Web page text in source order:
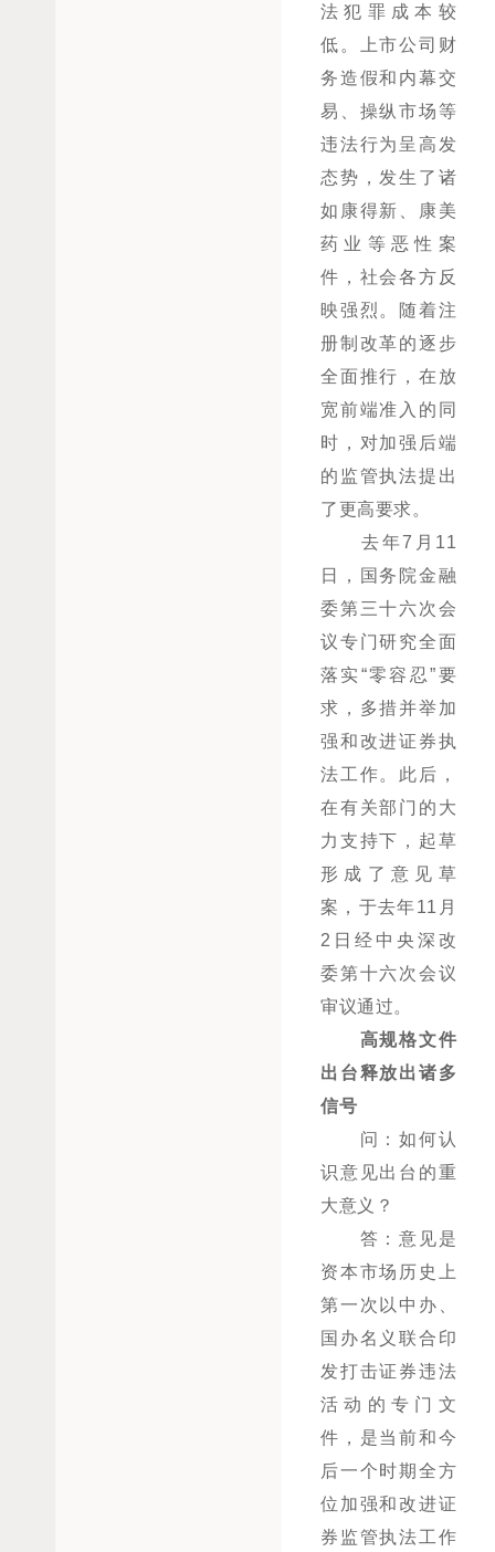
法犯罪成本较
低。上市公司财
务造假和内幕交
易、操纵市场等
违法行为呈高发
态势，发生了诸
如康得新、康美
药业等恶性案
件，社会各方反
映强烈。随着注
册制改革的逐步
全面推行，在放
宽前端准入的同
时，对加强后端
的监管执法提出
了更高要求。
去年7月11
日，国务院金融
委第三十六次会
议专门研究全面
落实“零容忍”要
求，多措并举加
强和改进证券执
法工作。此后，
在有关部门的大
力支持下，起草
形成了意见草
案，于去年11月
2日经中央深改
委第十六次会议
审议通过。
高规格文件
出台释放出诸多
信号
问：如何认
识意见出台的重
大意义？
答：意见是
资本市场历史上
第一次以中办、
国办名义联合印
发打击证券违法
活动的专门文
件，是当前和今
后一个时期全方
位加强和改进证
券监管执法工作